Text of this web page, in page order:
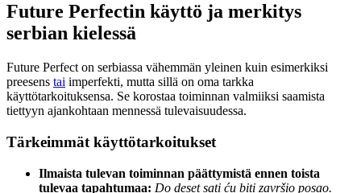
Future Perfectin käyttö ja merkitys
serbian kielessä
Future Perfect on serbiassa vähemmän yleinen kuin esimerkiksi
preesens tai imperfekti, mutta sillä on oma tarkka
käyttötarkoituksensa. Se korostaa toiminnan valmiiksi saamista
tiettyyn ajankohtaan mennessä tulevaisuudessa.
Tärkeimmät käyttötarkoitukset
Ilmaista tulevan toiminnan päättymistä ennen toista
tulevaa tapahtumaa: Do deset sati ću biti završio posao.